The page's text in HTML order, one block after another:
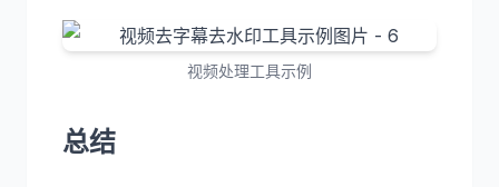
视频处理工具示例
总结